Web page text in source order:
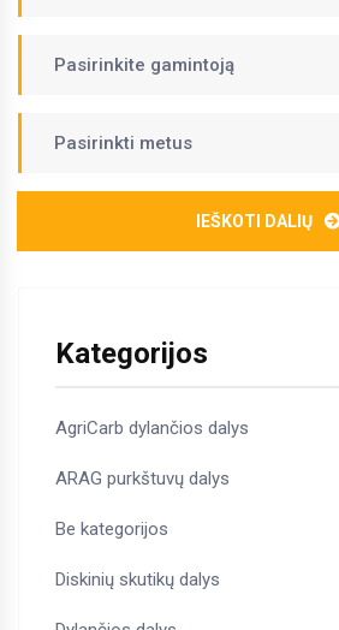
Pasirinkite gamintoją
Pasirinkti metus
IEŠKOTI DALIŲ
Kategorijos
AgriCarb dylančios dalys
ARAG purkštuvų dalys
Be kategorijos
Diskinių skutikų dalys